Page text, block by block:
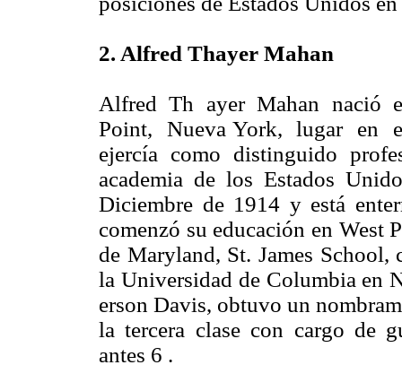
2. Alfred Thayer Mahan
Alfred Th ayer Mahan nació
Point, Nueva York, lugar en
ejercía como distinguido
academia de los Estados
Diciembre de 1914 y está
comenzó su educación en West
de Maryland, St. James School,
la Universidad de Columbia en
erson Davis, obtuvo un
la tercera clase con cargo de
antes 6 .